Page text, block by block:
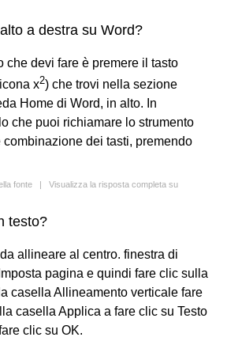
a destra su Word?
che devi fare è premere il tasto
x2) che trovi nella sezione
Home di Word, in alto. In
che puoi richiamare lo strumento
dei tasti, premendo
fonte | Visualizza la risposta completa su
testo?
allineare al centro. finestra di
pagina e quindi fare clic sulla
casella Allineamento verticale fare
casella Applica a fare clic su Testo
clic su OK.